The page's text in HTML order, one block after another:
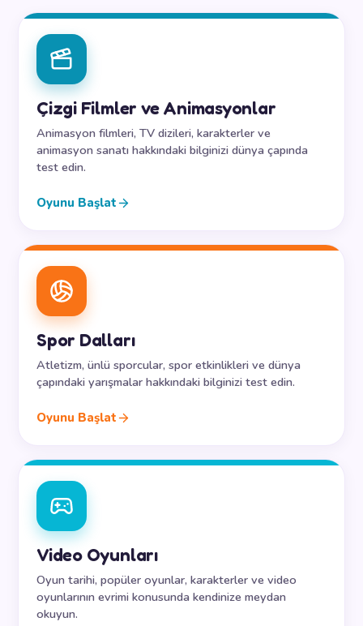
Çizgi Filmler ve Animasyonlar
Animasyon filmleri, TV dizileri, karakterler ve
animasyon sanatı hakkındaki bilginizi dünya çapında
test edin.
Oyunu Başlat
Spor Dalları
Atletizm, ünlü sporcular, spor etkinlikleri ve dünya
çapındaki yarışmalar hakkındaki bilginizi test edin.
Oyunu Başlat
Video Oyunları
Oyun tarihi, popüler oyunlar, karakterler ve video
oyunlarının evrimi konusunda kendinize meydan
okuyun.